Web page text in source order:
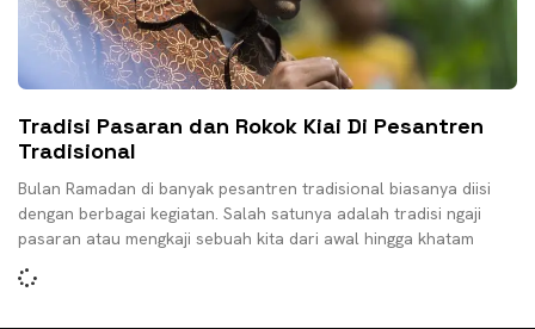
Tradisi Pasaran dan Rokok Kiai Di Pesantren
Tradisional
Bulan Ramadan di banyak pesantren tradisional biasanya diisi
dengan berbagai kegiatan. Salah satunya adalah tradisi ngaji
pasaran atau mengkaji sebuah kita dari awal hingga khatam